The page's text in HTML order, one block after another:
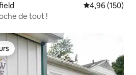
Évaluation
4,96 (150)
de tout !